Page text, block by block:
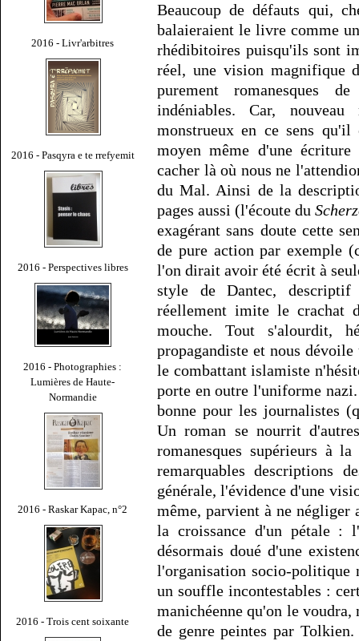
2016 - Livr'arbitres
2016 - Pasqyra e te rrefyemit
2016 - Perspectives libres
2016 - Photographies :
Lumières de Haute-
Normandie
2016 - Raskar Kapac, n°2
2016 - Trois cent soixante
Beaucoup de défauts qui,
balaieraient le livre comme
rhédibitoires puisqu'ils sont
réel, une vision magnifique
purement romanesques
indéniables. Car,
monstrueux en ce sens
moyen même d'une
cacher là où nous ne
du Mal. Ainsi de la
pages aussi (l'écoute du
exagérant sans doute cette
de pure action par exemple
l'on dirait avoir été écrit à
style de Dantec,
réellement imite le crachat
mouche. Tout s'alourdit,
propagandiste et nous
le combattant islamiste
porte en outre l'uniforme
bonne pour les journalistes
Un roman se nourrit
romanesques supérieurs à
remarquables descriptions
générale, l'évidence d'une
même, parvient à ne
la croissance d'un pétale :
désormais doué d'une
l'organisation socio-politique
un souffle incontestables :
manichéenne qu'on le
de genre peintes par